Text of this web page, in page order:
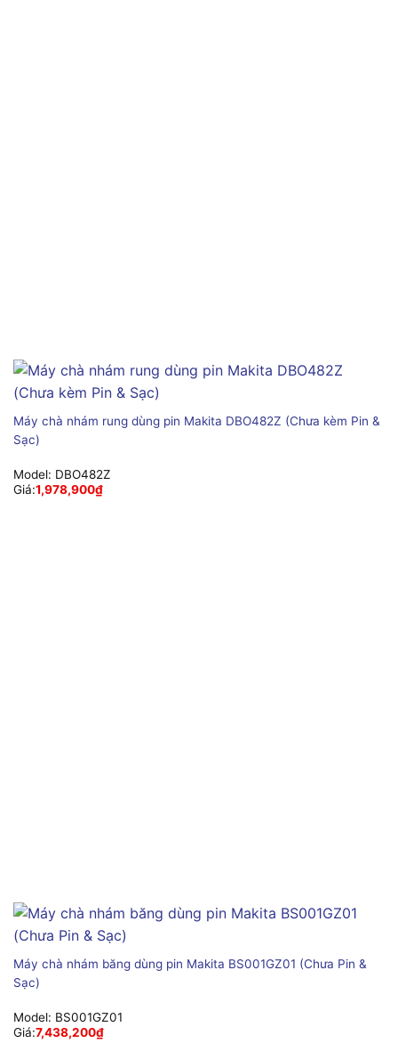
Máy chà nhám rung dùng pin Makita DBO482Z (Chưa kèm Pin &
Sạc)
Model: DBO482Z
Giá:1,978,900₫
Máy chà nhám băng dùng pin Makita BS001GZ01 (Chưa Pin &
Sạc)
Model: BS001GZ01
Giá:7,438,200₫